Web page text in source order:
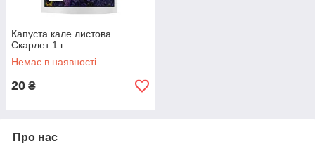
Капуста кале листова
Скарлет 1 г
Немає в наявності
20 ₴
Про нас